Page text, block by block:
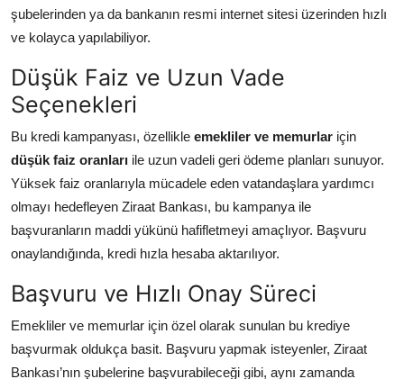
şubelerinden ya da bankanın resmi internet sitesi üzerinden hızlı
ve kolayca yapılabiliyor.
Düşük Faiz ve Uzun Vade
Seçenekleri
Bu kredi kampanyası, özellikle emekliler ve memurlar için
düşük faiz oranları ile uzun vadeli geri ödeme planları sunuyor.
Yüksek faiz oranlarıyla mücadele eden vatandaşlara yardımcı
olmayı hedefleyen Ziraat Bankası, bu kampanya ile
başvuranların maddi yükünü hafifletmeyi amaçlıyor. Başvuru
onaylandığında, kredi hızla hesaba aktarılıyor.
Başvuru ve Hızlı Onay Süreci
Emekliler ve memurlar için özel olarak sunulan bu krediye
başvurmak oldukça basit. Başvuru yapmak isteyenler, Ziraat
Bankası’nın şubelerine başvurabileceği gibi, aynı zamanda